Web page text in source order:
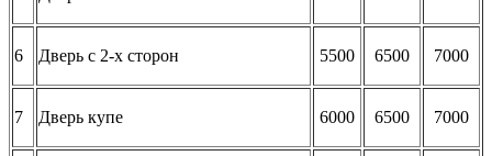
6 Дверь с 2-х сторон 5500 6500 7000
7 Дверь купе 6000 6500 7000